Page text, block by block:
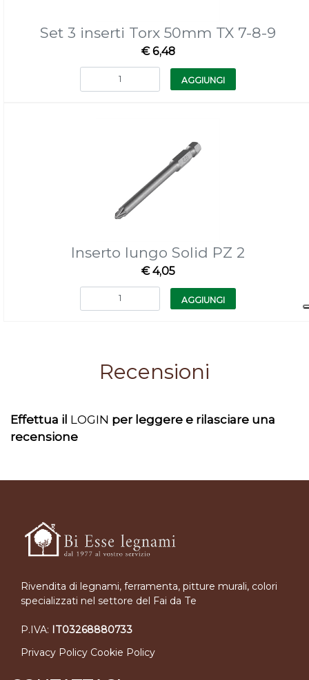
Set 3 inserti Torx 50mm TX 7-8-9
€ 6,48
Quantità
AGGIUNGI
Inserto lungo Solid PZ 2
€ 4,05
Quantità
AGGIUNGI
Recensioni
Effettua il LOGIN per leggere e rilasciare una
recensione
Rivendita di legnami, ferramenta, pitture murali, colori
specializzati nel settore del Fai da Te
P.IVA: IT03268880733
Privacy Policy Cookie Policy